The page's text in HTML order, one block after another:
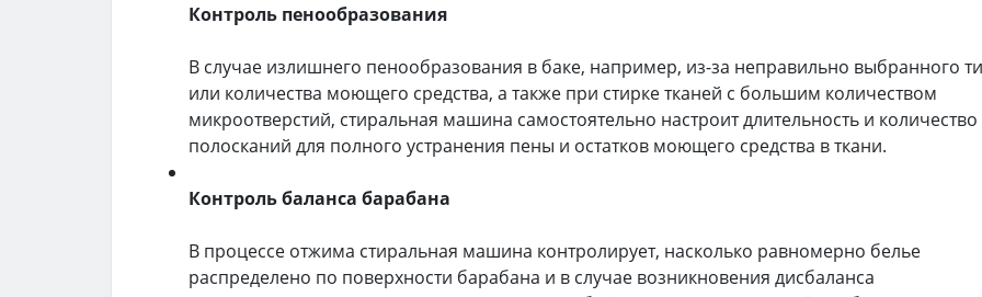
Контроль пенообразования
В случае излишнего пенообразования в баке, например, из-за неправильно выбранного
или количества моющего средства, а также при стирке тканей с большим количеством
микроотверстий, стиральная машина самостоятельно настроит длительность и количество
полосканий для полного устранения пены и остатков моющего средства в ткани.
Контроль баланса барабана
В процессе отжима стиральная машина контролирует, насколько равномерно белье
распределено по поверхности барабана и в случае возникновения дисбаланса